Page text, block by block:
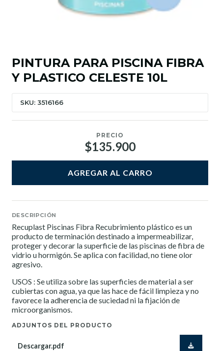
PINTURA PARA PISCINA FIBRA
Y PLASTICO CELESTE 10L
SKU: 3516166
PRECIO
$135.900
AGREGAR AL CARRO
DESCRIPCIÓN
Recuplast Piscinas Fibra Recubrimiento plástico es un
producto de terminación destinado a impermeabilizar,
proteger y decorar la superficie de las piscinas de fibra de
vidrio u hormigón. Se aplica con facilidad, no tiene olor
agresivo.
USOS : Se utiliza sobre las superficies de material a ser
cubiertas con agua, ya que las hace de fácil limpieza y no
favorece la adherencia de suciedad ni la fijación de
microorganismos.
ADJUNTOS DEL PRODUCTO
Descargar.pdf